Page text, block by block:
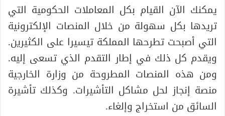
يمكنك الآن القيام بكل المعاملات الحكومية التي
تريدها بكل سهولة من خلال المنصات الإلكترونية
التي أصبحت تطرحها المملكة تيسيرا على الكثيرين.
ويقدم كل ذلك في إطار التقدم الذي تسعى إليه.
ومن هذه المنصات المطروحة من وزارة الخارجية
منصة إنجاز لحل مشاكل التأشيرات. وكذلك تأشيرة
السائق من استخراج وإلغاء.